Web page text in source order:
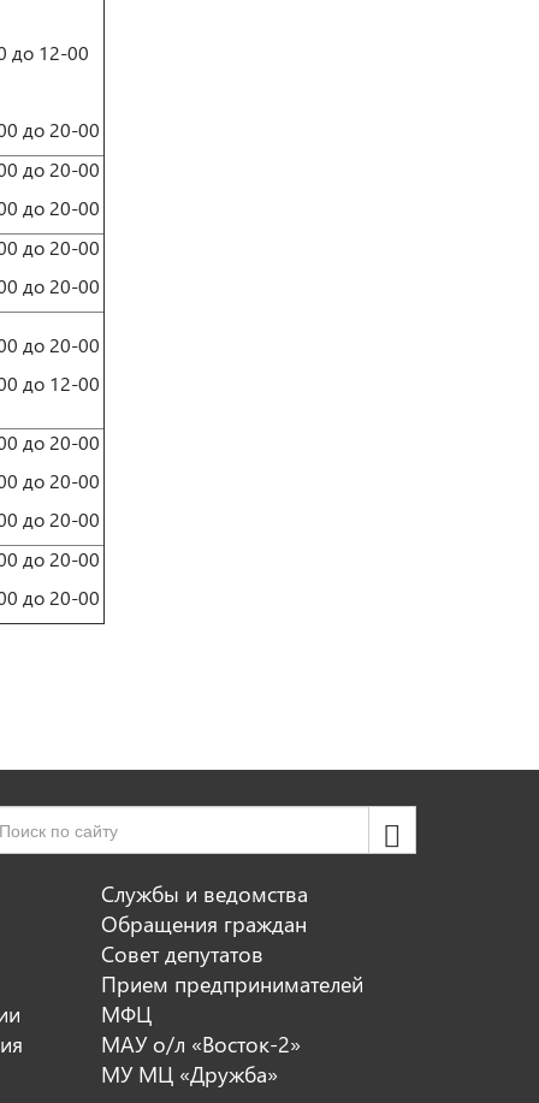
до 12-00
до 20-00
до 20-00
до 20-00
до 20-00
до 20-00
до 20-00
до 12-00
до 20-00
до 20-00
до 20-00
до 20-00
до 20-00
Службы и ведомства
Обращения граждан
Совет депутатов
Прием предпринимателей
МФЦ
МАУ о/л «Восток-2»
МУ МЦ «Дружба»